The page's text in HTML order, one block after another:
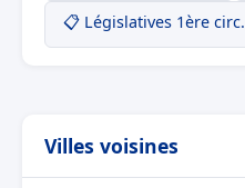
📋 Législatives 1ère circ.
Villes voisines